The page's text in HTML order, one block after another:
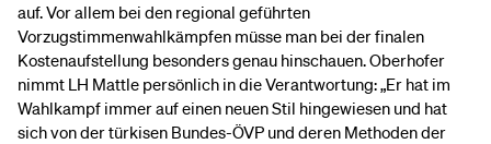
auf. Vor allem bei den regional geführten
Vorzugstimmenwahlkämpfen müsse man bei der finalen
Kostenaufstellung besonders genau hinschauen. Oberhofer
nimmt LH Mattle persönlich in die Verantwortung: „Er hat im
Wahlkampf immer auf einen neuen Stil hingewiesen und hat
sich von der türkisen Bundes-ÖVP und deren Methoden der